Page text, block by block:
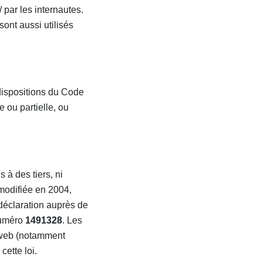
par les internautes.
aussi utilisés
du Code
ou partielle, ou
à des tiers, ni
en 2004,
auprès de
1491328. Les
(notamment
loi.